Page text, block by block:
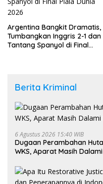
Argentina Bangkit Dramatis,
Tumbangkan Inggris 2-1 dan
Tantang Spanyol di Final
Berita Kriminal
6 Agustus 2026 15:40 WIB
Dugaan Perambahan
WKS, Aparat Masih